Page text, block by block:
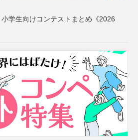
学生向けコンテストまとめ《2026